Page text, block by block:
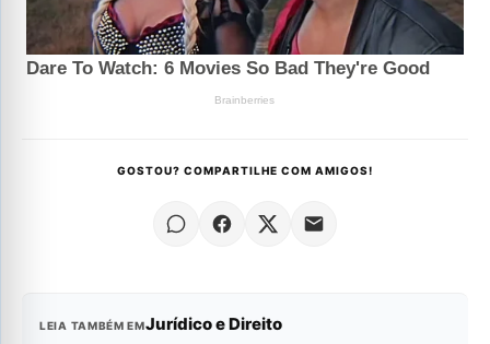
GOSTOU? COMPARTILHE COM AMIGOS!
LEIA TAMBÉM EMJurídico e Direito